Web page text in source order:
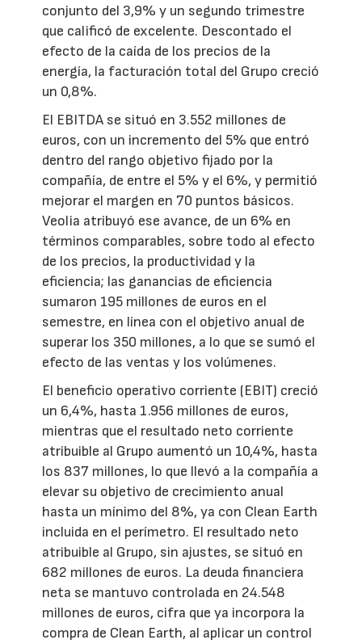
conjunto del 3,9% y un segundo trimestre
que calificó de excelente. Descontado el
efecto de la caída de los precios de la
energía, la facturación total del Grupo creció
un 0,8%.
El EBITDA se situó en 3.552 millones de
euros, con un incremento del 5% que entró
dentro del rango objetivo fijado por la
compañía, de entre el 5% y el 6%, y permitió
mejorar el margen en 70 puntos básicos.
Veolia atribuyó ese avance, de un 6% en
términos comparables, sobre todo al efecto
de los precios, la productividad y la
eficiencia; las ganancias de eficiencia
sumaron 195 millones de euros en el
semestre, en línea con el objetivo anual de
superar los 350 millones, a lo que se sumó el
efecto de las ventas y los volúmenes.
El beneficio operativo corriente (EBIT) creció
un 6,4%, hasta 1.956 millones de euros,
mientras que el resultado neto corriente
atribuible al Grupo aumentó un 10,4%, hasta
los 837 millones, lo que llevó a la compañía a
elevar su objetivo de crecimiento anual
hasta un mínimo del 8%, ya con Clean Earth
incluida en el perímetro. El resultado neto
atribuible al Grupo, sin ajustes, se situó en
682 millones de euros. La deuda financiera
neta se mantuvo controlada en 24.548
millones de euros, cifra que ya incorpora la
compra de Clean Earth, al aplicar un control